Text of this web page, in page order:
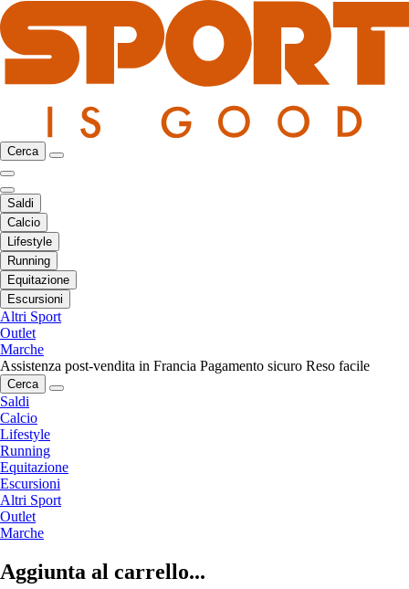
Cerca
Saldi
Calcio
Lifestyle
Running
Equitazione
Escursioni
Altri Sport
Outlet
Marche
Assistenza post-vendita in Francia Pagamento sicuro Reso facile
Cerca
Saldi
Calcio
Lifestyle
Running
Equitazione
Escursioni
Altri Sport
Outlet
Marche
Aggiunta al carrello...